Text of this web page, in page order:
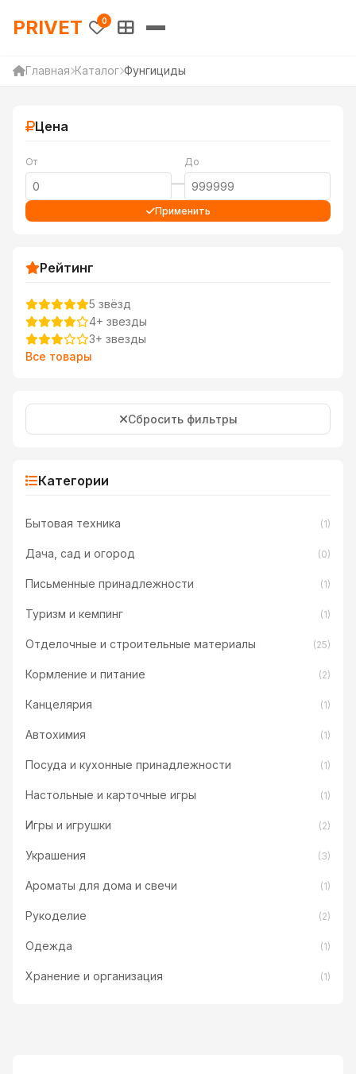
PRIVET — Каталог товаров
PRIVET 0
Главная Каталог Фунгициды
Цена
От
—
До
Применить
Рейтинг
5 звёзд
4+ звезды
3+ звезды
Все товары
Сбросить фильтры
Категории
Бытовая техника (1)
Дача, сад и огород (0)
Письменные принадлежности (1)
Туризм и кемпинг (1)
Отделочные и строительные материалы (25)
Кормление и питание (2)
Канцелярия (1)
Автохимия (1)
Посуда и кухонные принадлежности (1)
Настольные и карточные игры (1)
Игры и игрушки (2)
Украшения (3)
Ароматы для дома и свечи (1)
Рукоделие (2)
Одежда (1)
Хранение и организация (1)